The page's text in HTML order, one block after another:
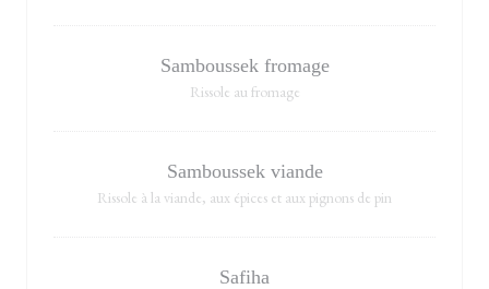
Samboussek fromage
Rissole au fromage
Samboussek viande
Rissole à la viande, aux épices et aux pignons de pin
Safiha